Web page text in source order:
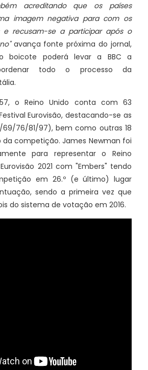
acreditando que os países
imagem negativa para com os
e recusam-se a participar após o
avança fonte próxima do jornal,
boicote poderá levar a BBC a
todo o processo da
o Reino Unido conta com 63
Eurovisão, destacando-se as
76/81/97), bem como outras 18
da competição. James Newman foi
para representar o Reino
2021 com "Embers" tendo
em 26.º (e último) lugar
sendo a primeira vez que
do sistema de votação em 2016.